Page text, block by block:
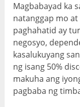
Magbabayad ka
natanggap mo
paghahatid ay
negosyo,
kasalukuyang
ng isang 50%
makuha ang
pagbaba ng